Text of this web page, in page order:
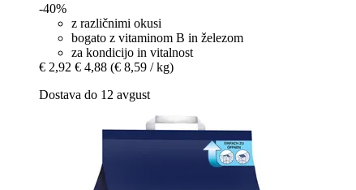
-40%
z različnimi okusi
bogato z vitaminom B in železom
za kondicijo in vitalnost
€ 2,92 € 4,88 (€ 8,59 / kg)
Dostava do 12 avgust